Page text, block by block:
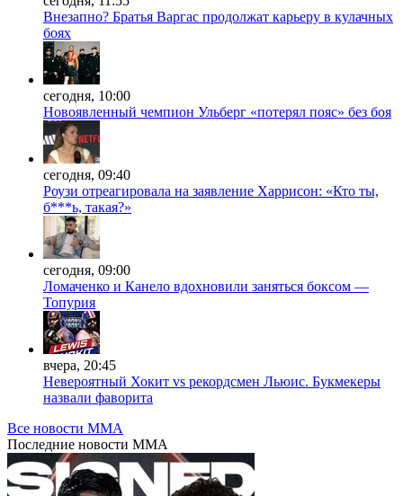
Внезапно? Братья Варгас продолжат карьеру в кулачных
боях
сегодня, 10:00
Новоявленный чемпион Ульберг «потерял пояс» без боя
сегодня, 09:40
Роузи отреагировала на заявление Харрисон: «Кто ты,
б***ь, такая?»
сегодня, 09:00
Ломаченко и Канело вдохновили заняться боксом —
Топурия
вчера, 20:45
Невероятный Хокит vs рекордсмен Льюис. Букмекеры
назвали фаворита
Все новости MMA
Последние новости MMA